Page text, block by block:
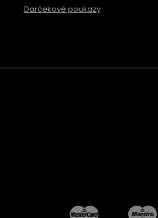
Darčekové poukazy